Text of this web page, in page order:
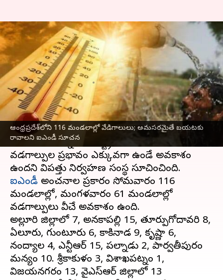
ఆంధ్రప్రదేశ్‌లోని 116 మండలాల్లో వేడిగాలులు; అమసరమైతే బయటకు
రావాలని ఐఎండీ సూచన
ఆంధ్రప్రదేశ్‌లోని 116 మండలాల్లో
వేడిగాలులు; అమసరమైతే
బయటకు రావాలని ఐఎండీ సూచన
వ్రాసిన వారు Stalin Apr 17, 2023 01:54 pm
ఈ వార్తాకథనం ఏంటి
ఆంధ్రప్రదేశ్‌లో రోజురోజుకుఉష్ణోగ్రతలు
నమోదవుతున్నాయి. రాష్ట్రంలో సోమవారం
వడగాల్పుల ప్రభావం ఎక్కువగా ఉండే అవకాశం
ఐఎండీ అంచనాల ప్రకారం సోమవారం 116
మండలాల్లో, మంగళవారం 61 మండలాల్లో
వడగాల్పులు వీచే అవకాశం ఉంది.
అల్లూరి జిల్లాలో 7, అనకాపల్లి 15, తూర్పుగోదావరి 8,
ఏలూరు, గుంటూరు 6, కాకినాడ 9, కృష్ణా 6,
నంద్యాల 4, ఎన్టీఆర్ 15, పల్నాడు 2, పార్వతీపురం
మన్యం 10. శ్రీకాకుళం 3, విశాఖపట్నం 1,
విజయనగరం 13, వైఎస్ఆర్ జిల్లాలో 13